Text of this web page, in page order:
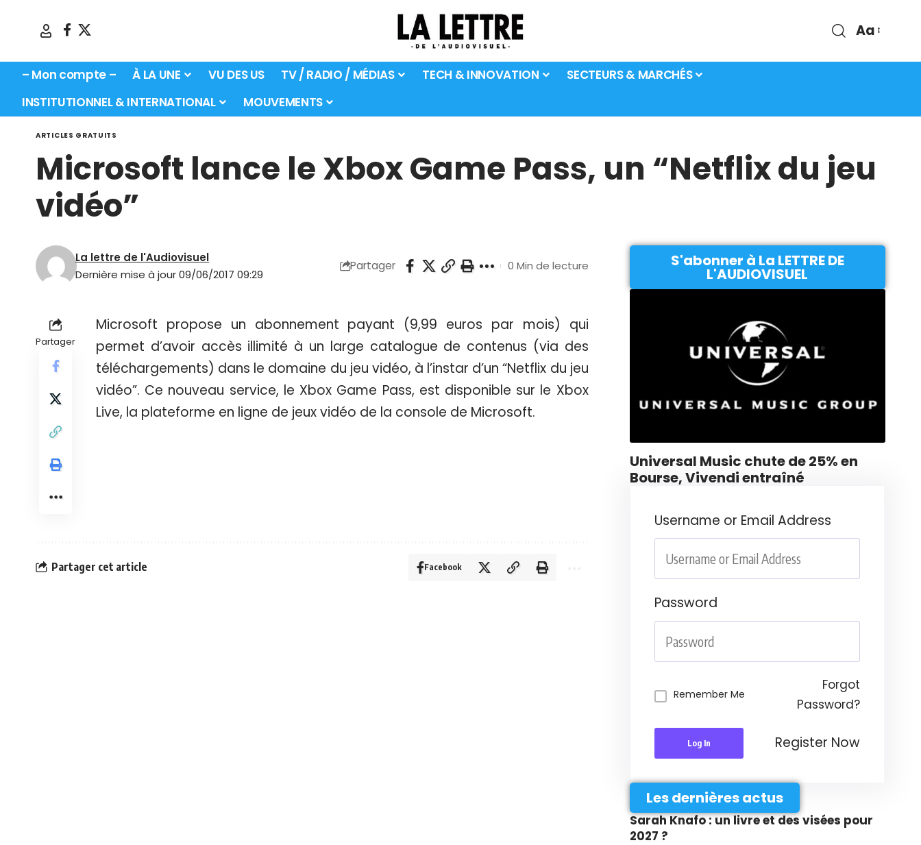
Aa
– Mon compte – À LA UNE VU DES US TV / RADIO / MÉDIAS TECH & INNOVATION
SECTEURS & MARCHÉS
INSTITUTIONNEL & INTERNATIONAL
MOUVEMENTS
ARTICLES GRATUITS
Microsoft lance le Xbox Game Pass, un “Netflix du jeu
vidéo”
Dernière mise à jour 09/06/2017 09:29
La lettre de l'Audiovisuel
Partager 0 Min de lecture
Partager
Microsoft propose un abonnement payant (9,99 euros par mois) qui
permet d’avoir accès illimité à un large catalogue de contenus (via des
téléchargements) dans le domaine du jeu vidéo, à l’instar d’un “Netflix du jeu
vidéo”. Ce nouveau service, le Xbox Game Pass, est disponible sur le Xbox
Live, la plateforme en ligne de jeux vidéo de la console de Microsoft.
Partager cet article Facebook
S'abonner à La LETTRE DE
L'AUDIOVISUEL
Universal Music chute de 25% en
Bourse, Vivendi entraîné
Username or Email Address
Password
Remember Me
Forgot
Password?
Log In Register Now
Les dernières actus
Sarah Knafo : un livre et des visées pour
2027 ?